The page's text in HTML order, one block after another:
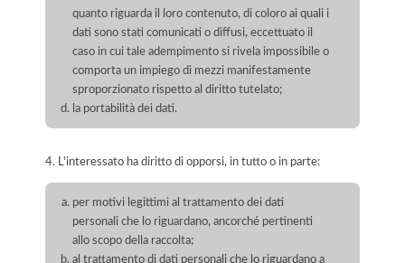
quanto riguarda il loro contenuto, di coloro ai quali i
dati sono stati comunicati o diffusi, eccettuato il
caso in cui tale adempimento si rivela impossibile o
comporta un impiego di mezzi manifestamente
sproporzionato rispetto al diritto tutelato;
la portabilità dei dati.
4. L'interessato ha diritto di opporsi, in tutto o in parte:
per motivi legittimi al trattamento dei dati
personali che lo riguardano, ancorché pertinenti
allo scopo della raccolta;
al trattamento di dati personali che lo riguardano a